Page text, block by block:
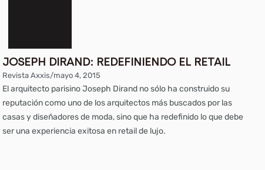
JOSEPH DIRAND: REDEFINIENDO EL RETAIL
Revista Axxis/mayo 4, 2015
El arquitecto parisino Joseph Dirand no sólo ha construido su
reputación como uno de los arquitectos más buscados por las
casas y diseñadores de moda, sino que ha redefinido lo que debe
ser una experiencia exitosa en retail de lujo.